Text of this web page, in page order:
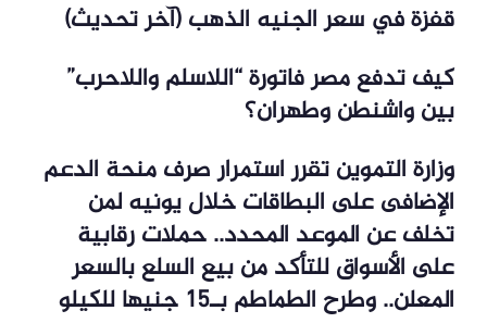
قفزة في سعر الجنيه الذهب (آخر تحديث)
كيف تدفع مصر فاتورة “اللاسلم واللاحرب”
بين واشنطن وطهران؟
وزارة التموين تقرر استمرار صرف منحة الدعم
الإضافى على البطاقات خلال يونيه لمن
تخلف عن الموعد المحدد.. حملات رقابية
على الأسواق للتأكد من بيع السلع بالسعر
المعلن.. وطرح الطماطم بـ15 جنيها للكيلو